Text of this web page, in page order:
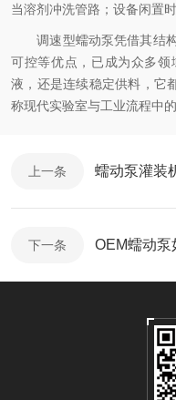
当溶剂冲洗管路；设备闲置
调速型蠕动泵凭借其结构
可控等优点，已成为众多
液，还是连续稳定供料，它
称现代实验室与工业流程中的
上一条
下一条 OEM蠕动泵